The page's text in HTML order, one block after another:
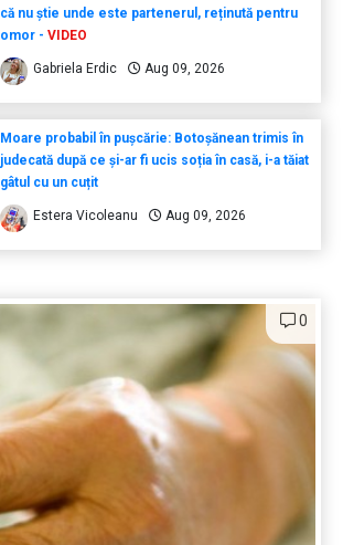
că nu știe unde este partenerul, reținută pentru
omor - VIDEO
Gabriela Erdic Aug 09, 2026
Moare probabil în pușcărie: Botoșănean trimis în
judecată după ce și-ar fi ucis soția în casă, i-a tăiat
gâtul cu un cuțit
Estera Vicoleanu Aug 09, 2026
0